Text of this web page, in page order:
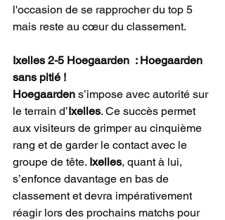
l'occasion de se rapprocher du top 5
mais reste au cœur du classement.
Ixelles 2-5 Hoegaarden  : Hoegaarden
sans pitié !
Hoegaarden s’impose avec autorité sur
le terrain d’Ixelles. Ce succès permet
aux visiteurs de grimper au cinquième
rang et de garder le contact avec le
groupe de tête. Ixelles, quant à lui,
s’enfonce davantage en bas de
classement et devra impérativement
réagir lors des prochains matchs pour